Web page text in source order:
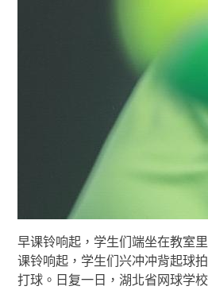
早课铃响起，学生们端坐在教室
课铃响起，学生们兴冲冲背起球
打球。日复一日，湖北省网球学